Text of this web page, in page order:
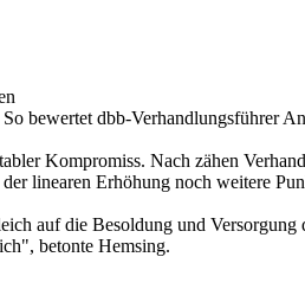
bewertet dbb-Verhandlungsführer
Kompromiss. Nach zähen
linearen Erhöhung noch weitere
auf die Besoldung und
betonte Hemsing.